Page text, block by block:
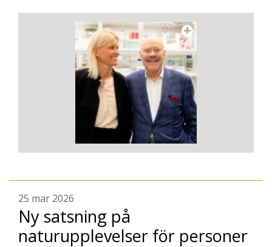
25 mar 2026
Ny satsning på
naturupplevelser för personer